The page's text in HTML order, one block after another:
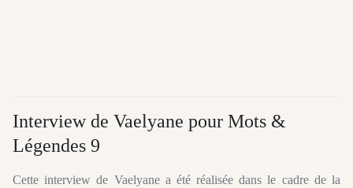
Interview de Vaelyane pour Mots &
Légendes 9
Cette interview de Vaelyane a été réalisée dans le cadre de la